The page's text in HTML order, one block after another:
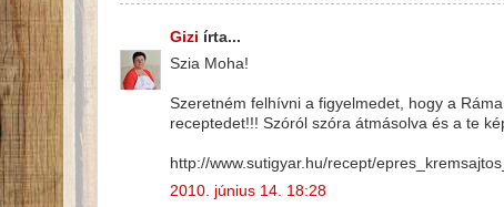
Gizi írta...
Szia Moha!
Szeretném felhívni a figyelmedet, hogy a
receptedet!!! Szóról szóra átmásolva és a te
http://www.sutigyar.hu/recept/
2010. június 14. 18:28